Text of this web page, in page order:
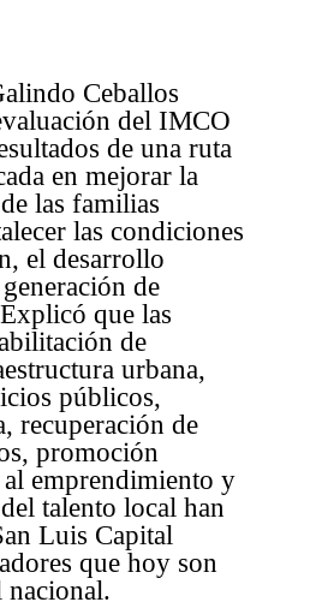
Ceballos
del IMCO
de una ruta
en mejorar la
las familias
las condiciones
el desarrollo
de
que las
de
urbana,
públicos,
recuperación de
promoción
emprendimiento y
talento local han
Luis Capital
que hoy son
nacional.